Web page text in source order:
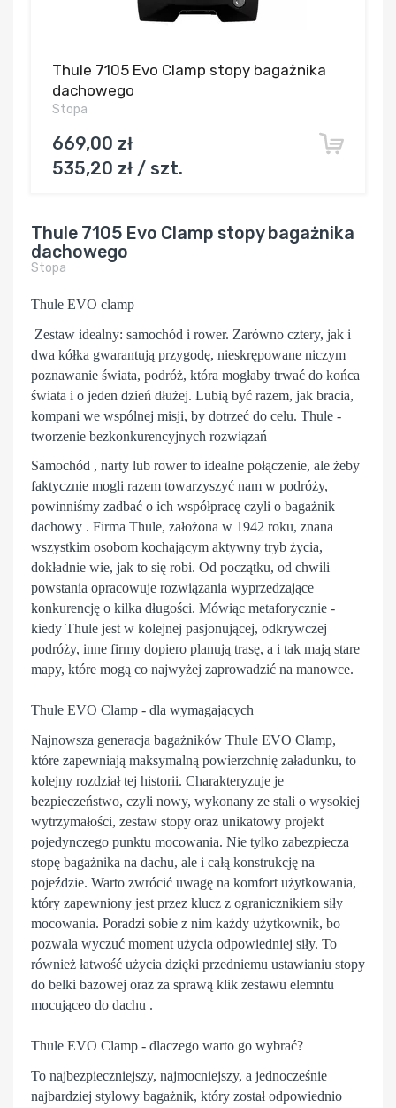
Thule 7105 Evo Clamp stopy bagażnika
dachowego
Stopa
669,00 zł
535,20 zł / szt.
Thule 7105 Evo Clamp stopy bagażnika
dachowego
Stopa
Thule EVO clamp
Zestaw idealny: samochód i rower. Zarówno cztery, jak i
dwa kółka gwarantują przygodę, nieskrępowane niczym
poznawanie świata, podróż, która mogłaby trwać do końca
świata i o jeden dzień dłużej. Lubią być razem, jak bracia,
kompani we wspólnej misji, by dotrzeć do celu. Thule -
tworzenie bezkonkurencyjnych rozwiązań
Samochód , narty lub rower to idealne połączenie, ale żeby
faktycznie mogli razem towarzyszyć nam w podróży,
powinniśmy zadbać o ich współpracę czyli o bagażnik
dachowy . Firma Thule, założona w 1942 roku, znana
wszystkim osobom kochającym aktywny tryb życia,
dokładnie wie, jak to się robi. Od początku, od chwili
powstania opracowuje rozwiązania wyprzedzające
konkurencję o kilka długości. Mówiąc metaforycznie -
kiedy Thule jest w kolejnej pasjonującej, odkrywczej
podróży, inne firmy dopiero planują trasę, a i tak mają stare
mapy, które mogą co najwyżej zaprowadzić na manowce.
Thule EVO Clamp - dla wymagających
Najnowsza generacja bagażników Thule EVO Clamp,
które zapewniają maksymalną powierzchnię załadunku, to
kolejny rozdział tej historii. Charakteryzuje je
bezpieczeństwo, czyli nowy, wykonany ze stali o wysokiej
wytrzymałości, zestaw stopy oraz unikatowy projekt
pojedynczego punktu mocowania. Nie tylko zabezpiecza
stopę bagażnika na dachu, ale i całą konstrukcję na
pojeździe. Warto zwrócić uwagę na komfort użytkowania,
który zapewniony jest przez klucz z ogranicznikiem siły
mocowania. Poradzi sobie z nim każdy użytkownik, bo
pozwala wyczuć moment użycia odpowiedniej siły. To
również łatwość użycia dzięki przedniemu ustawianiu stopy
do belki bazowej oraz za sprawą klik zestawu elemntu
mocująceo do dachu .
Thule EVO Clamp - dlaczego warto go wybrać?
To najbezpieczniejszy, najmocniejszy, a jednocześnie
najbardziej stylowy bagażnik, który został odpowiednio